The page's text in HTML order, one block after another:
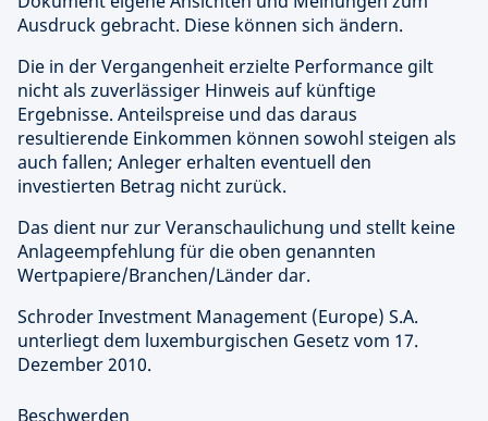
Ausdruck gebracht. Diese können sich ändern.
Die in der Vergangenheit erzielte Performance gilt
nicht als zuverlässiger Hinweis auf künftige
Ergebnisse. Anteilspreise und das daraus
resultierende Einkommen können sowohl steigen als
auch fallen; Anleger erhalten eventuell den
investierten Betrag nicht zurück.
Das dient nur zur Veranschaulichung und stellt keine
Anlageempfehlung für die oben genannten
Wertpapiere/Branchen/Länder dar.
Schroder Investment Management (Europe) S.A.
unterliegt dem luxemburgischen Gesetz vom 17.
Dezember 2010.
Beschwerden